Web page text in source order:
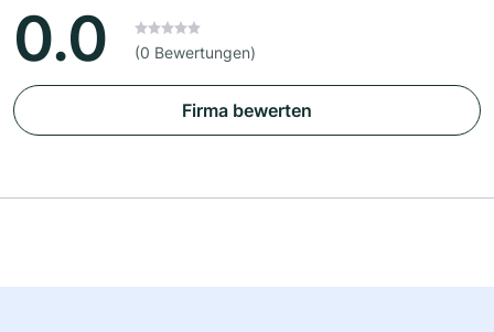
0.0 (0 Bewertungen)
Firma bewerten